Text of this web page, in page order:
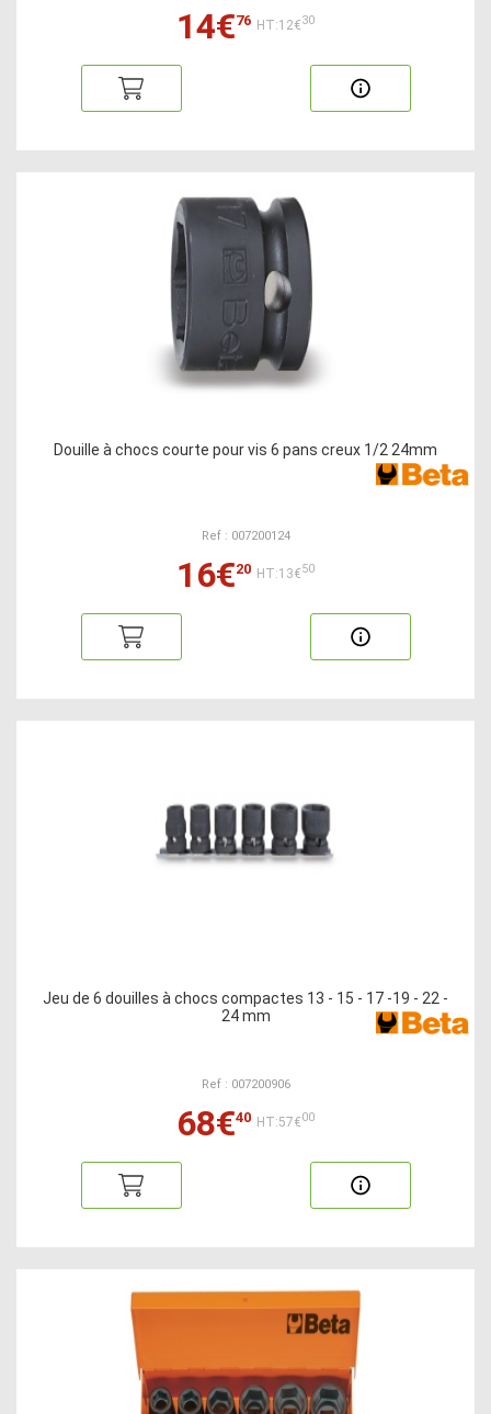
14€76 HT:12€30
Douille à chocs courte pour vis 6 pans creux 1/2 24mm
Ref : 007200124
16€20 HT:13€50
Jeu de 6 douilles à chocs compactes 13 - 15 - 17 -19 - 22 -
24 mm
Ref : 007200906
68€40 HT:57€00